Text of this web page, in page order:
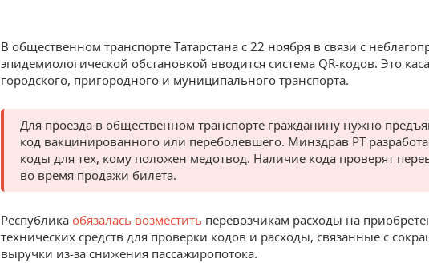
В общественном транспорте Татарстана с 22 ноября в связи с
эпидемиологической обстановкой вводится система QR-кодов. Это
городского, пригородного и муниципального транспорта.
Для проезда в общественном транспорте гражданину нужно
код вакцинированного или переболевшего. Минздрав РТ
коды для тех, кому положен медотвод. Наличие кода проверят
во время продажи билета.
Республика обязалась возместить перевозчикам расходы на
технических средств для проверки кодов и расходы, связанные с
выручки из-за снижения пассажиропотока.